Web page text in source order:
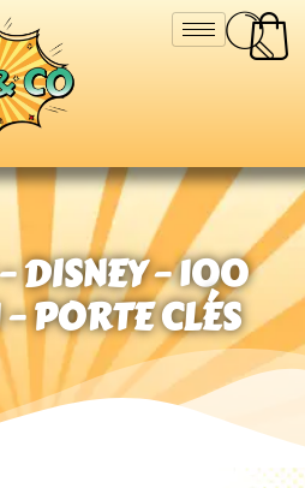
DISNEY – 100
PORTE CLÉS